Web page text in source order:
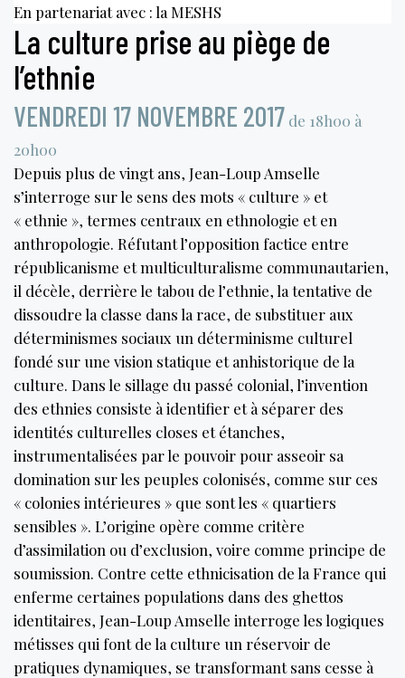
En partenariat avec : la MESHS
La culture prise au piège de
l’ethnie
VENDREDI 17 NOVEMBRE 2017 de 18h00 à
20h00
Depuis plus de vingt ans, Jean-Loup Amselle
s’interroge sur le sens des mots « culture » et
« ethnie », termes centraux en ethnologie et en
anthropologie. Réfutant l’opposition factice entre
républicanisme et multiculturalisme communautarien,
il décèle, derrière le tabou de l’ethnie, la tentative de
dissoudre la classe dans la race, de substituer aux
déterminismes sociaux un déterminisme culturel
fondé sur une vision statique et anhistorique de la
culture. Dans le sillage du passé colonial, l’invention
des ethnies consiste à identifier et à séparer des
identités culturelles closes et étanches,
instrumentalisées par le pouvoir pour asseoir sa
domination sur les peuples colonisés, comme sur ces
« colonies intérieures » que sont les « quartiers
sensibles ». L’origine opère comme critère
d’assimilation ou d’exclusion, voire comme principe de
soumission. Contre cette ethnicisation de la France qui
enferme certaines populations dans des ghettos
identitaires, Jean-Loup Amselle interroge les logiques
métisses qui font de la culture un réservoir de
pratiques dynamiques, se transformant sans cesse à